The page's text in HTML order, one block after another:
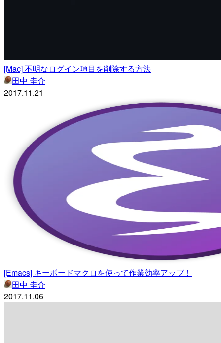
[Mac] 不明なログイン項目を削除する方法
田中 圭介
2017.11.21
[Emacs] キーボードマクロを使って作業効率アップ！
田中 圭介
2017.11.06